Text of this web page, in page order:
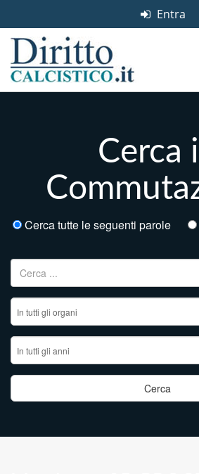
Entra
Cerca
Cerca tutte le seguenti parole
Ricerca per: